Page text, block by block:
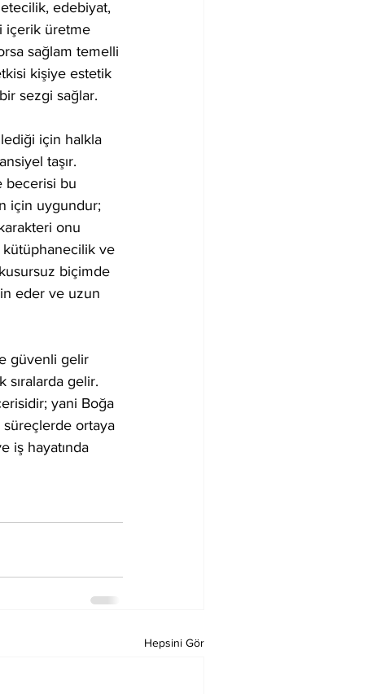
edebiyat,
içerik üretme
sağlam temelli
kişiye estetik
sezgi sağlar.
için halkla
taşır.
becerisi bu
için uygundur;
onu
ve
kusursuz biçimde
eder ve uzun
güvenli gelir
sıralarda gelir.
yani Boğa
süreçlerde ortaya
iş hayatında
Hepsini Gör